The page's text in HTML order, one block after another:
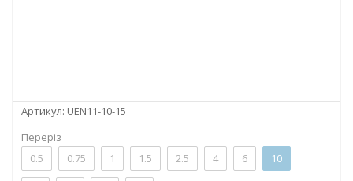
Артикул: UEN11-10-15
Переріз
0.5
0.75 1 1.5 2.5 4 6 10